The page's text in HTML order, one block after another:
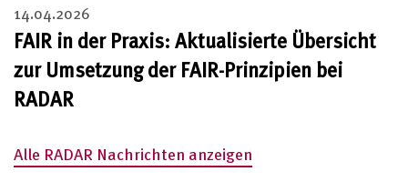
14.04.2026
FAIR in der Praxis: Aktualisierte Übersicht
zur Umsetzung der FAIR-Prinzipien bei
RADAR
Alle RADAR Nachrichten anzeigen